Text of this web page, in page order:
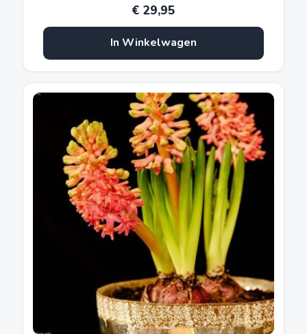
€ 29,95
In Winkelwagen